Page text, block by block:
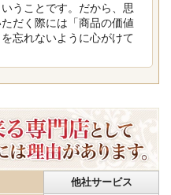
うことです。だから、思
だく際には「商品の価値
忘れないように心がけて
他社サービス